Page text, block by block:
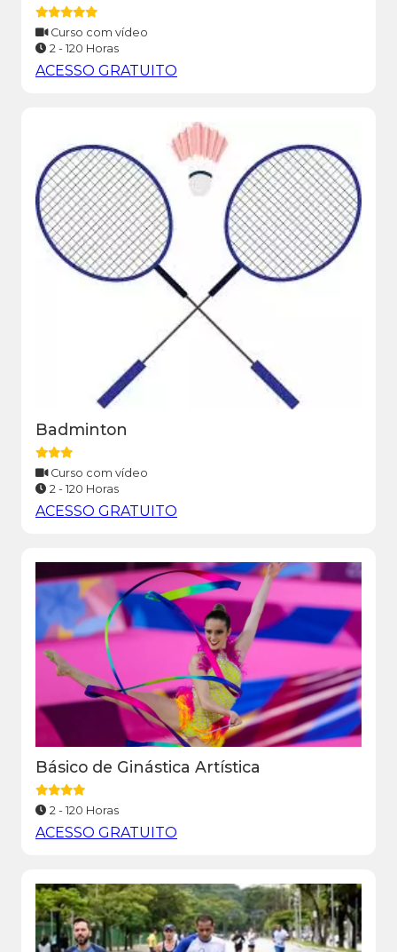
Curso com vídeo
2 - 120 Horas
ACESSO GRATUITO
Badminton
Curso com vídeo
2 - 120 Horas
ACESSO GRATUITO
Básico de Ginástica Artística
2 - 120 Horas
ACESSO GRATUITO